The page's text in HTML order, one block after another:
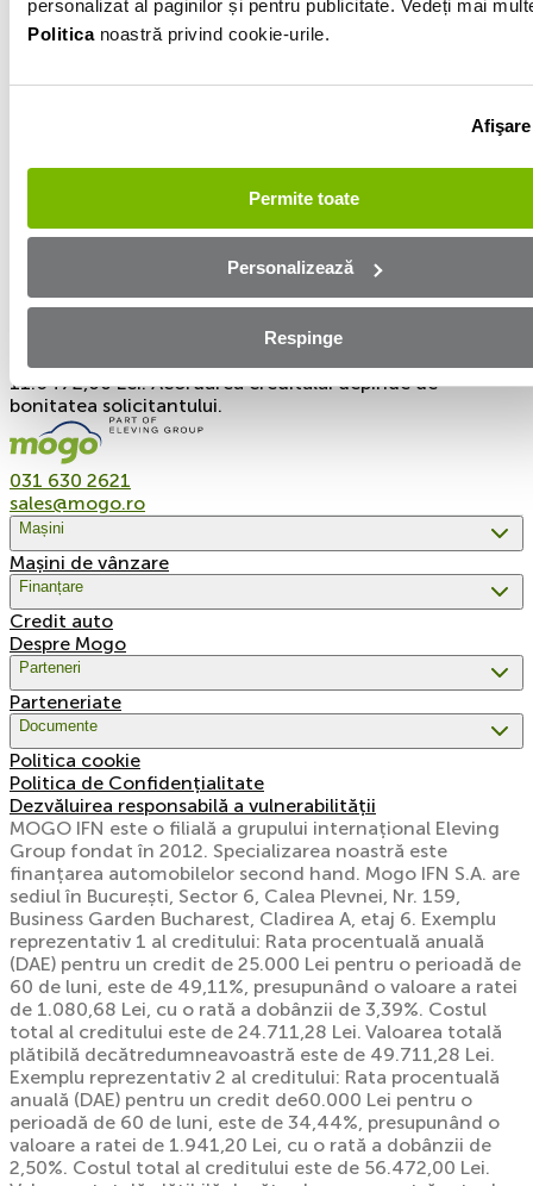
personalizat al paginilor și pentru publicitate. Vedeți mai
Politicanoastră privind cookie-urile.
Afişare
Permite toate
Personalizează
Respinge
Bucharest, Cladirea A, etaj 6.
anuală (DAE) pentru un credit de 25.000 Lei pentru o
perioadă de 60 de luni, este de 49,11%, presupunând o
valoare a ratei de 1.080,68 Lei, cu o rată a dobânzii de
anuală (DAE) pentru un credit de 60.000 Lei pentru o
perioadă de 60 de luni, este de 34,44%, presupunând o
valoare a ratei de 1.941,20 Lei, cu o rată a dobânzii de
2,50%. Costul total al creditului este de 56.472,00 Lei.
Valoarea totală plătibilă de către dumneavoastră este de
11.6472,00 Lei. Acordarea creditului depinde de
bonitatea solicitantului.
031 630 2621
sales@mogo.ro
Mașini
Mașini de vânzare
Finanțare
Credit auto
Despre Mogo
Parteneri
Parteneriate
Documente
Politica cookie
Politica de Confidențialitate
Dezvăluirea responsabilă a vulnerabilității
MOGO IFN este o filială a grupului internațional Eleving
Group fondat în 2012. Specializarea noastră este
finanțarea automobilelor second hand. Mogo IFN S.A. are
sediul în București, Sector 6, Calea Plevnei, Nr. 159,
Business Garden Bucharest, Cladirea A, etaj 6. Exemplu
reprezentativ 1 al creditului: Rata procentuală anuală
(DAE) pentru un credit de 25.000 Lei pentru o perioadă de
60 de luni, este de 49,11%, presupunând o valoare a ratei
de 1.080,68 Lei, cu o rată a dobânzii de 3,39%. Costul
total al creditului este de 24.711,28 Lei. Valoarea totală
plătibilă decătredumneavoastră este de 49.711,28 Lei.
Exemplu reprezentativ 2 al creditului: Rata procentuală
anuală (DAE) pentru un credit de60.000 Lei pentru o
perioadă de 60 de luni, este de 34,44%, presupunând o
valoare a ratei de 1.941,20 Lei, cu o rată a dobânzii de
2,50%. Costul total al creditului este de 56.472,00 Lei.